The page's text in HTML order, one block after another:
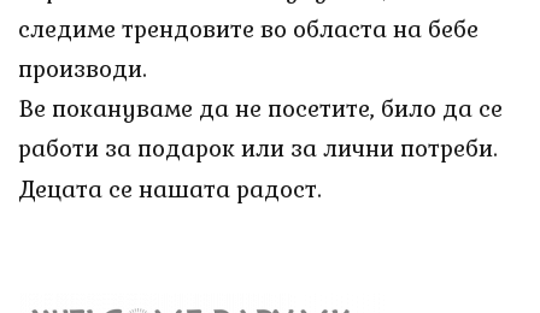
следиме трендовите во областа на бебе
производи.
Ве покануваме да не посетите, било да се
работи за подарок или за лични потреби.
Децата се нашата радост.